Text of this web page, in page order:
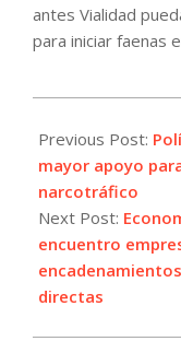
antes Vialidad
para iniciar faenas
08-
21
Previous Post:
mayor apoyo
narcotráfico
Next Post:
encuentro
directas